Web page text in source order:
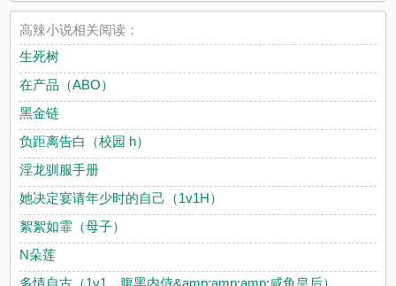
高辣小说相关阅读：
生死树
在产品（ABO）
黑金链
负距离告白（校园 h）
淫龙驯服手册
她决定宴请年少时的自己（1v1H）
絮絮如霏（母子）
N朵莲
多情自古（1v1，腹黑内侍&amp;amp;amp;咸鱼皇后）